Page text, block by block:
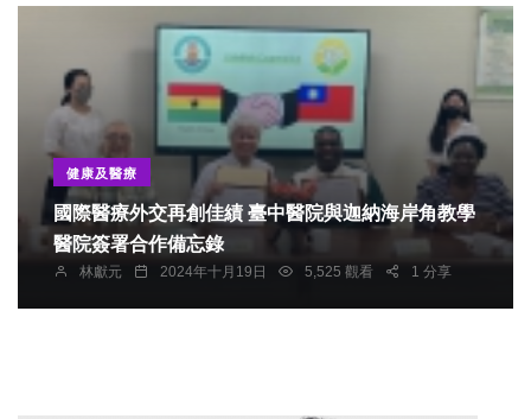
健康及醫療
國際醫療外交再創佳績 臺中醫院與迦納海岸角教學
醫院簽署合作備忘錄
林獻元 2024年十月19日 5,525 觀看 1 分享